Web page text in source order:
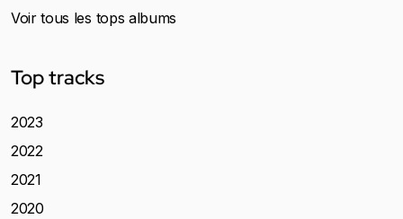
Voir tous les tops albums
Top tracks
2023
2022
2021
2020